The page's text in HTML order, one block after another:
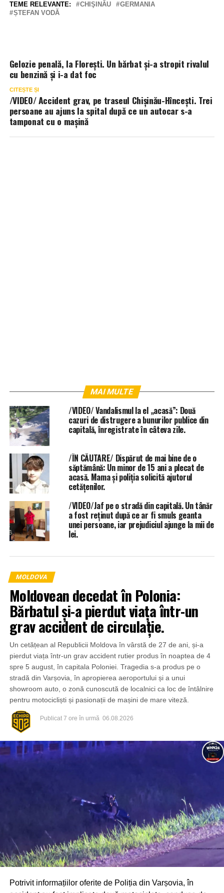
TEME RELEVANTE: CHIŞINĂU
GERMANIA
ȘTEFAN VODĂ
Gelozie penală, la Florești. Un bărbat și-a stropit rivalul
cu benzină și i-a dat foc
CITEȘTE ȘI
/VIDEO/ Accident grav, pe traseul Chișinău-Hîncești. Trei
persoane au ajuns la spital după ce un autocar s-a
tamponat cu o mașină
MAI MULTE
/VIDEO/ Vandalismul la el „acasă”: Două
cazuri de distrugere a bunurilor publice din
capitală, înregistrate în câteva zile.
/ÎN CĂUTARE/ Dispărut de mai bine de o
săptămână: Un minor de 15 ani a plecat de
acasă. Mama și poliția solicită ajutorul
cetățenilor.
/VIDEO/Jaf pe o stradă din capitală. Un tânăr
a fost reținut după ce ar fi smuls geanta
unei persoane, iar prejudiciul ajunge la mii de
lei.
MOLDOVA
Moldovean decedat în Polonia:
Bărbatul și-a pierdut viața într-un
grav accident de circulație.
Un cetățean al Republicii Moldova în vârstă de 27 de ani, și-a
pierdut viața într-un grav accident rutier produs în noaptea de 4
spre 5 august, în capitala Poloniei. Tragedia s-a produs pe o
stradă din Varșovia, în apropierea aeroportului și a unui
showroom auto, o zonă cunoscută de localnici ca loc de întâlnire
pentru motocicliști și pasionații de mașini de mare viteză.
Publicat 7 ore în urmă 06.08.2026
Potrivit informațiilor oferite de Poliția din Varșovia, în